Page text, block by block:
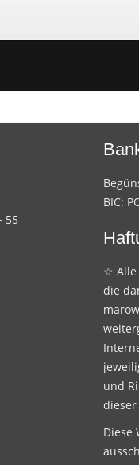
55
BIC:
☆ Alle
die
und
dieser
Diese